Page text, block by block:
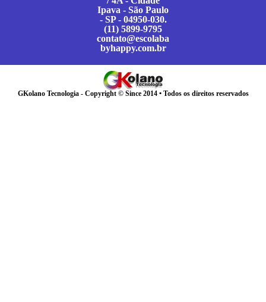
Ipava - São Paulo
- SP - 04950-030.
(11) 5899-9795
contato@escolaba
byhappy.com.br
GKolano Tecnologia - Copyright © Since 2014 • Todos os direitos reservados